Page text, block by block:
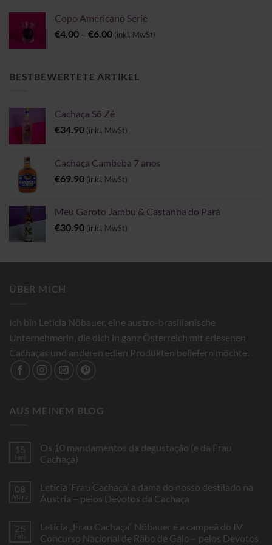
Copo Americano Serie
€4.00 – €6.00Preisspanne:
€6.00
(inkl. MwSt)
BESTBEWERTETE ARTIKEL
Cachaça Sô Zé
€34.90 (inkl. MwSt)
Cachaça Cambeba 7 anos
€69.90 (inkl. MwSt)
Meu Garoto Jambu & Castanha do Pará
€30.90 (inkl. MwSt)
ÜBER MICH
Ich bin Leticia Nöbauer, eine austro-brasilianische
Unternehmerin, die dich in ganz Österreich mit erlesenen
Cachaças und anderen edlen Produkten beliefern möchte.
AUS MEINEM BLOG
15
Juni
Os 10 mandamentos da degustação (e da Frau
Cachaça)
Os
10
degustação
(e
da
08
März
Letícia ‘Frau Cachaça’, a dama do nosso destilado na
Áustria – pelos Devotos da Cachaça
Letícia
‘Frau
25
Feb.
Letícia „Frau Cachaça“ Nöbauer é a campeã do IV
Concurso Nacional de Rabo de Galo – pelos Devotos